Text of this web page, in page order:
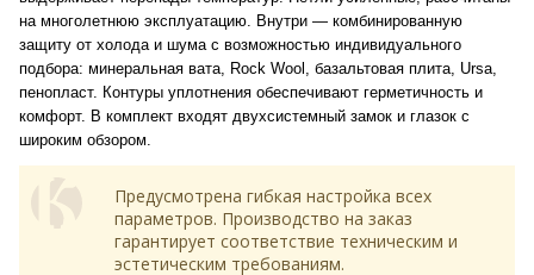
на многолетнюю эксплуатацию. Внутри — комбинированную
защиту от холода и шума с возможностью индивидуального
подбора: минеральная вата, Rock Wool, базальтовая плита, Ursa,
пенопласт. Контуры уплотнения обеспечивают герметичность и
комфорт. В комплект входят двухсистемный замок и глазок с
широким обзором.
Предусмотрена гибкая настройка всех
параметров. Производство на заказ
гарантирует соответствие техническим и
эстетическим требованиям.